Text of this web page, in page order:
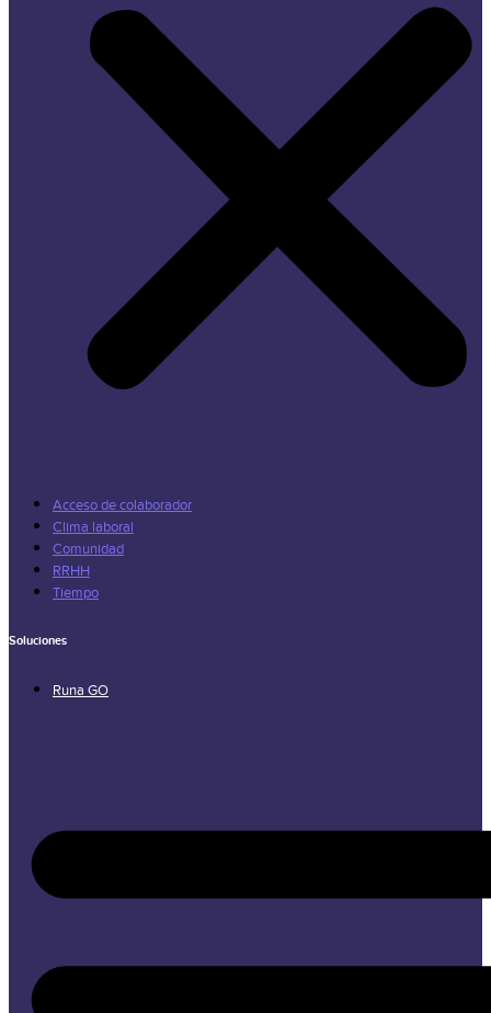
Acceso de colaborador
Clima laboral
Comunidad
RRHH
Tiempo
Soluciones
Runa GO